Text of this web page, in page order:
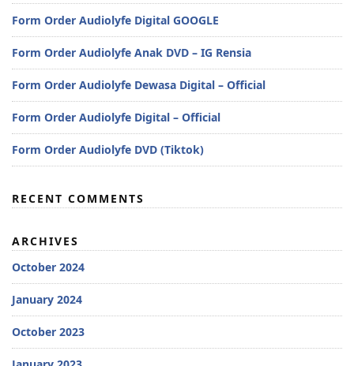
Form Order Audiolyfe Digital GOOGLE
Form Order Audiolyfe Anak DVD – IG Rensia
Form Order Audiolyfe Dewasa Digital – Official
Form Order Audiolyfe Digital – Official
Form Order Audiolyfe DVD (Tiktok)
RECENT COMMENTS
ARCHIVES
October 2024
January 2024
October 2023